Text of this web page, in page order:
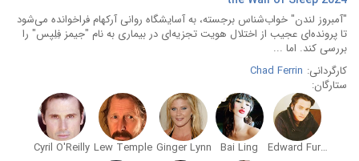
"آمبروز لندن" خواب‌شناس برجسته، به آسایشگاه روانی آرکهام فراخوانده می‌شود
تا پرونده‌ای عجیب از اختلال هویت تجزیه‌ای در بیماری به نام "جیمز فِلِپس" را
بررسی کند. اما ...
کارگردانی: Chad Ferrin
ستارگان:
Edward Furlong
Bai Ling
Ginger Lynn
Lew Temple
Cyril O'Reilly